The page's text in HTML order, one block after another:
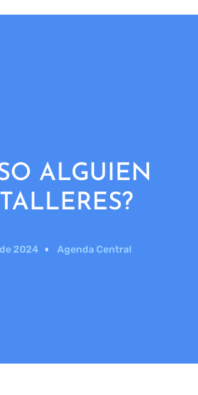
ALGUIEN
2024 Agenda Central